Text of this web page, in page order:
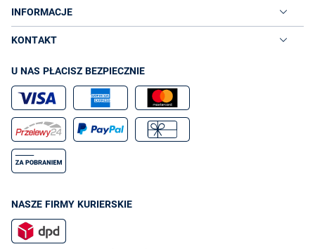
INFORMACJE
KONTAKT
U NAS PŁACISZ BEZPIECZNIE
NASZE FIRMY KURIERSKIE